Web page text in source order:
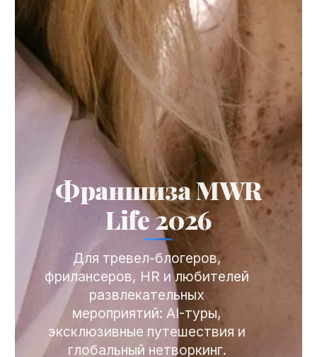
Франшиза MWR
Life 2026
Для тревел-блогеров,
фрилансеров, HR и любителей
развлекательных
мероприятий: AI-туры,
эксклюзивные путешествия и
глобальный нетворкинг.